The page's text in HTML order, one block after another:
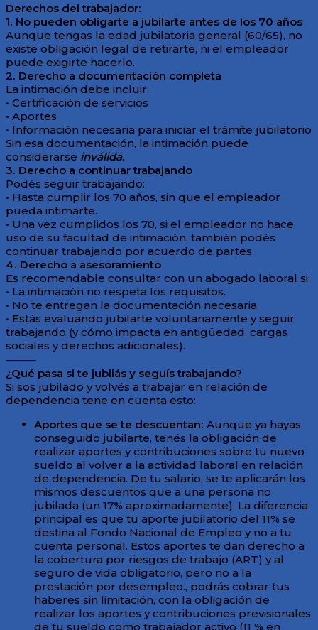
Derechos del trabajador:
1. No pueden obligarte a jubilarte antes de los 70 años
Aunque tengas la edad jubilatoria general (60/65), no
existe obligación legal de retirarte, ni el empleador
puede exigirte hacerlo.
2. Derecho a documentación completa
La intimación debe incluir:
• Certificación de servicios
• Aportes
• Información necesaria para iniciar el trámite jubilatorio
Sin esa documentación, la intimación puede
considerarse inválida.
3. Derecho a continuar trabajando
Podés seguir trabajando:
• Hasta cumplir los 70 años, sin que el empleador
pueda intimarte.
• Una vez cumplidos los 70, si el empleador no hace
uso de su facultad de intimación, también podés
continuar trabajando por acuerdo de partes.
4. Derecho a asesoramiento
Es recomendable consultar con un abogado laboral si:
• La intimación no respeta los requisitos.
• No te entregan la documentación necesaria.
• Estás evaluando jubilarte voluntariamente y seguir
trabajando (y cómo impacta en antigüedad, cargas
sociales y derechos adicionales).
⸻
¿Qué pasa si te jubilás y seguís trabajando?
Si sos jubilado y volvés a trabajar en relación de
dependencia tene en cuenta esto:
Aportes que se te descuentan: Aunque ya hayas
conseguido jubilarte, tenés la obligación de
realizar aportes y contribuciones sobre tu nuevo
sueldo al volver a la actividad laboral en relación
de dependencia. De tu salario, se te aplicarán los
mismos descuentos que a una persona no
jubilada (un 17% aproximadamente). La diferencia
principal es que tu aporte jubilatorio del 11% se
destina al Fondo Nacional de Empleo y no a tu
cuenta personal. Estos aportes te dan derecho a
la cobertura por riesgos de trabajo (ART) y al
seguro de vida obligatorio, pero no a la
prestación por desempleo., podrás cobrar tus
haberes sin limitación, con la obligación de
realizar los aportes y contribuciones previsionales
de tu sueldo como trabajador activo (11 % en